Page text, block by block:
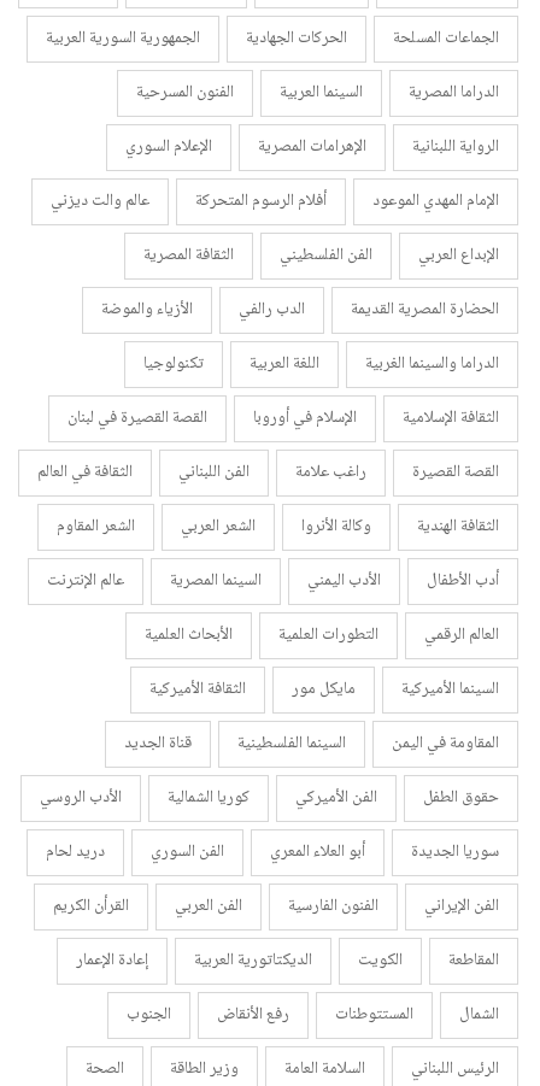
الجماعات المسلحة
الحركات الجهادية
الجمهورية السورية العربية
الدراما المصرية
السينما العربية
الفنون المسرحية
الرواية اللبنانية
الإهرامات المصرية
الإعلام السوري
الإمام المهدي الموعود
أفلام الرسوم المتحركة
عالم والت ديزني
الإبداع العربي
الفن الفلسطيني
الثقافة المصرية
الحضارة المصرية القديمة
الدب رالفي
الأزياء والموضة
الدراما والسينما الغربية
اللغة العربية
تكنولوجيا
الثقافة الإسلامية
الإسلام في أوروبا
القصة القصيرة في لبنان
القصة القصيرة
راغب علامة الفن اللبناني
الثقافة في العالم
الثقافة الهندية
وكالة الأنروا الشعر العربي
الشعر المقاوم
أدب الأطفال
الأدب اليمني السينما المصرية
عالم الإنترنت
العالم الرقمي
التطورات العلمية
الأبحاث العلمية
السينما الأميركية
مايكل مور
الثقافة الأميركية
المقاومة في اليمن
السينما الفلسطينية
قناة الجديد
حقوق الطفل
الفن الأميركي كوريا الشمالية
الأدب الروسي
سوريا الجديدة
أبو العلاء المعري الفن السوري
دريد لحام
الفن الإيراني
الفنون الفارسية الفن العربي
القرأن الكريم
المقاطعة
الكويت الديكتاتورية العربية
إعادة الإعمار
الشمال
المستتوطنات رفع الأنقاض
الجنوب
الرئيس اللبناني
السلامة العامة وزير الطاقة الصحة